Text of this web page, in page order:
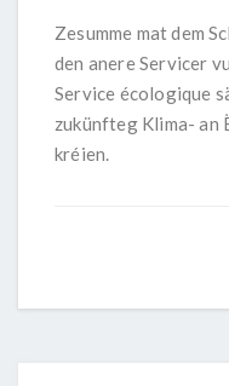
Zesumme mat dem
den anere Servicer
Service écologique
zukünfteg Klima- an
kréien.